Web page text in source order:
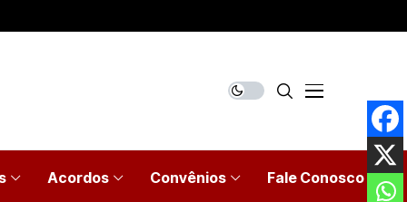
Acordos Convênios Fale Conosco